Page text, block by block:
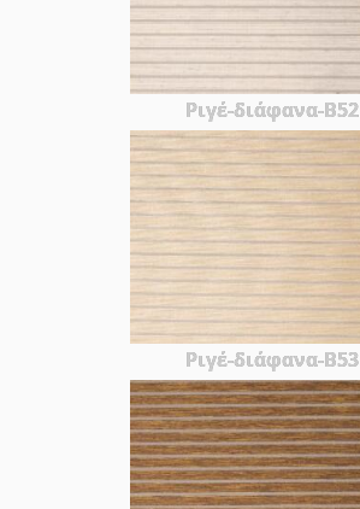
Ριγέ-διάφανα-Β52
Ριγέ-διάφανα-Β53